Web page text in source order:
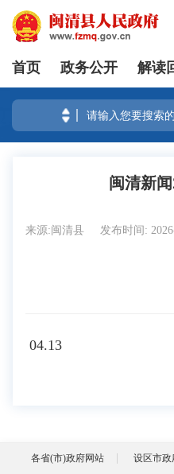
首页 政务公开 解读
闽清新
来源:闽清县 发布时间:
04.13
各省(市)政府网站 设区市政